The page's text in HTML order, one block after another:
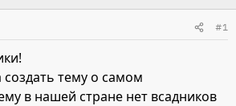
#1
тему о самом
в нашей стране нет всадников